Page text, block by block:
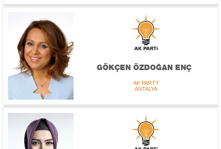
GÖKÇEN ÖZDOĞAN ENÇ
AK PARTY
ANTALYA